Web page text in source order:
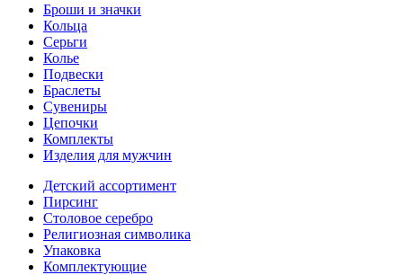
Броши и значки
Кольца
Серьги
Колье
Подвески
Браслеты
Сувениры
Цепочки
Комплекты
Изделия для мужчин
Детский ассортимент
Пирсинг
Столовое серебро
Религиозная символика
Упаковка
Комплектующие